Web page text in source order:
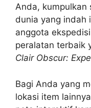
Anda, kumpulkan
dunia yang indah
anggota
peralatan terbaik
Clair Obscur:
Bagi Anda yang
lokasi item